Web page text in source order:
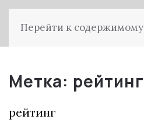
Перейти к содержимому
Метка: рейтинг
рейтинг